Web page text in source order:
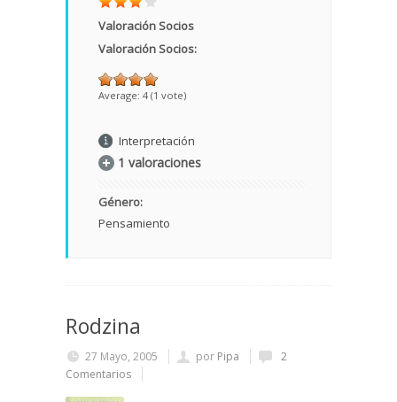
Valoración Socios
Valoración Socios:
Average: 4 (1 vote)
Interpretación
1 valoraciones
Género:
Pensamiento
Rodzina
27 Mayo, 2005 por Pipa
2
Comentarios